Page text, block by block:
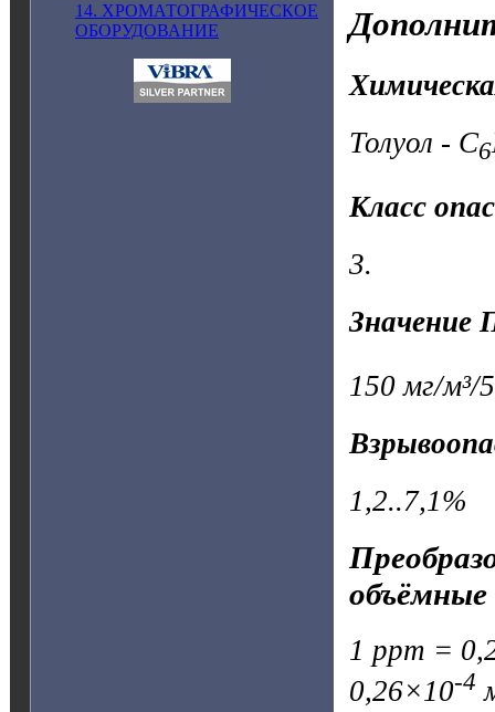
14. ХРОМАТОГРАФИЧЕСКОЕ
ОБОРУДОВАНИЕ
Толуол - C6
Класс
3.
Значение
150 мг/м³/
1,2..7,1%
объёмные
1 ppm =
0,26×10-4